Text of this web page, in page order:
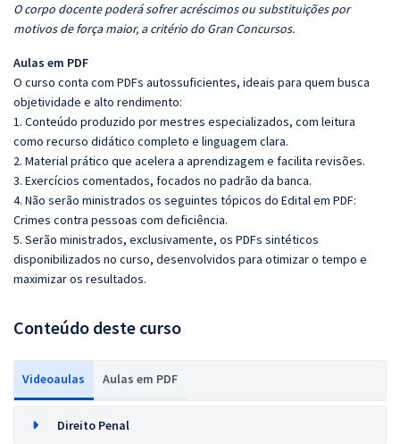
O corpo docente poderá sofrer acréscimos ou substituições por
motivos de força maior, a critério do Gran Concursos.
Aulas em PDF
O curso conta com PDFs autossuficientes, ideais para quem busca
objetividade e alto rendimento:
1. Conteúdo produzido por mestres especializados, com leitura
como recurso didático completo e linguagem clara.
2. Material prático que acelera a aprendizagem e facilita revisões.
3. Exercícios comentados, focados no padrão da banca.
4. Não serão ministrados os seguintes tópicos do Edital em PDF:
Crimes contra pessoas com deficiência.
5. Serão ministrados, exclusivamente, os PDFs sintéticos
disponibilizados no curso, desenvolvidos para otimizar o tempo e
maximizar os resultados.
Conteúdo deste curso
Videoaulas Aulas em PDF
Direito Penal